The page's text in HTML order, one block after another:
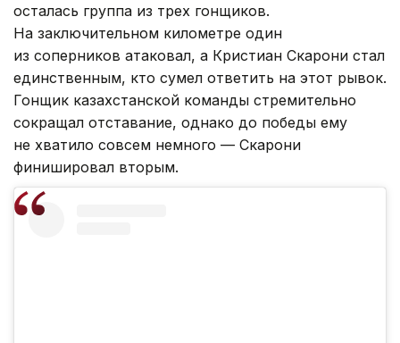
осталась группа из трех гонщиков.
На заключительном километре один
из соперников атаковал, а Кристиан Скарони стал
единственным, кто сумел ответить на этот рывок.
Гонщик казахстанской команды стремительно
сокращал отставание, однако до победы ему
не хватило совсем немного — Скарони
финишировал вторым.